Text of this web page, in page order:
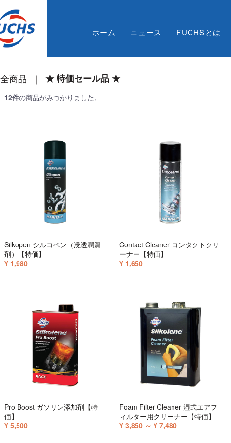
ホーム ニュース FUCHSとは
全商品 ★ 特価セール品 ★
12件の商品がみつかりました。
Silkopen シルコペン（浸透潤滑
剤）【特価】
¥ 1,980
Contact Cleaner コンタクトクリ
ーナー【特価】
¥ 1,650
Pro Boost ガソリン添加剤【特
価】
¥ 5,500
Foam Filter Cleaner 湿式エアフ
ィルター用クリーナー【特価】
¥ 3,850 ～ ¥ 7,480